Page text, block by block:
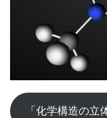
「化学構造の立